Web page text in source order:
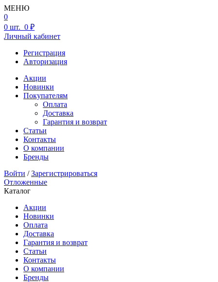
МЕНЮ
0
0 шт. 0 ₽
Личный кабинет
Регистрация
Авторизация
Акции
Новинки
Покупателям
Оплата
Доставка
Гарантия и возврат
Статьи
Контакты
О компании
Бренды
Войти /Зарегистрироваться
Отложенные
Каталог
Акции
Новинки
Оплата
Доставка
Гарантия и возврат
Статьи
Контакты
О компании
Бренды